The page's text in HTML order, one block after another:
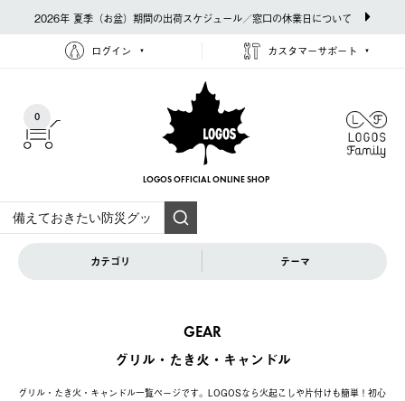
2026年 夏季（お盆）期間の出荷スケジュール／窓口の休業日について
ログイン カスタマーサポート
0
LOGOS OFFICIAL ONLINE SHOP
カテゴリ テーマ
GEAR
グリル・たき火・キャンドル
グリル・たき火・キャンドル一覧ページです。LOGOSなら火起こしや片付けも簡単！初心